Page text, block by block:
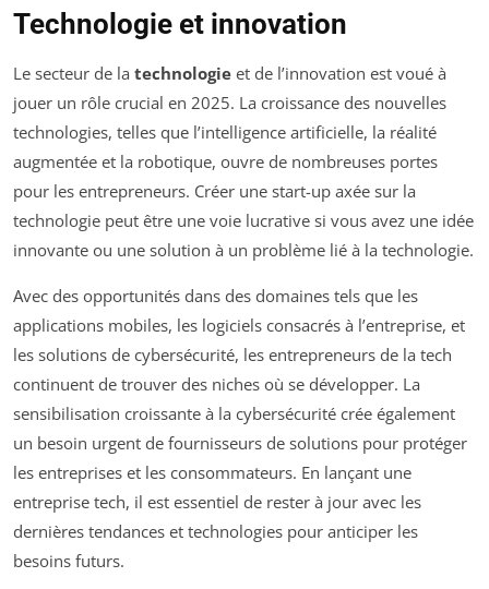
Technologie et innovation
Le secteur de la technologie et de l’innovation est voué à
jouer un rôle crucial en 2025. La croissance des nouvelles
technologies, telles que l’intelligence artificielle, la réalité
augmentée et la robotique, ouvre de nombreuses portes
pour les entrepreneurs. Créer une start-up axée sur la
technologie peut être une voie lucrative si vous avez une idée
innovante ou une solution à un problème lié à la technologie.
Avec des opportunités dans des domaines tels que les
applications mobiles, les logiciels consacrés à l’entreprise, et
les solutions de cybersécurité, les entrepreneurs de la tech
continuent de trouver des niches où se développer. La
sensibilisation croissante à la cybersécurité crée également
un besoin urgent de fournisseurs de solutions pour protéger
les entreprises et les consommateurs. En lançant une
entreprise tech, il est essentiel de rester à jour avec les
dernières tendances et technologies pour anticiper les
besoins futurs.